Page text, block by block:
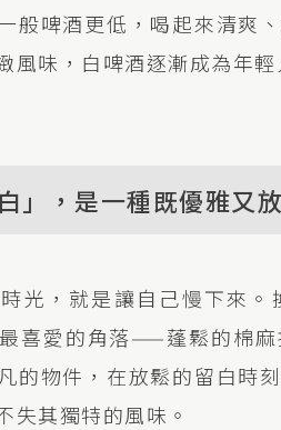
般啤酒更低，喝起來清爽
風味，白啤酒逐漸成為年
」，是一種既優雅又
光，就是讓自己慢下來
喜愛的角落——蓬鬆的棉
的物件，在放鬆的留白時
失其獨特的風味。